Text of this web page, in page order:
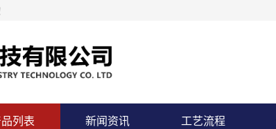
列表 新闻资讯 工艺流程